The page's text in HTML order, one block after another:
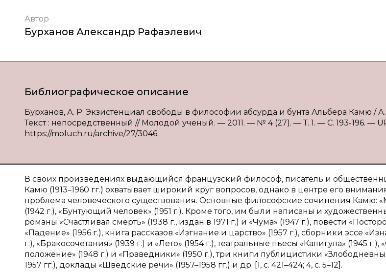
Автор
Бурханов Александр Рафаэлевич
Библиографическое описание
Бурханов, А. Р. Экзистенциал свободы в философии абсурда и бунта Альбера Камю /
Текст : непосредственный // Молодой ученый. — 2011. — № 4 (27). — Т. 1. — С. 193-196. —
https://moluch.ru/archive/27/3046.
В своих произведениях выдающийся французский философ, писатель и
Камю (1913–1960 гг.) охватывает широкий круг вопросов, однако в центре его
проблема человеческого существования. Основные философские сочинения Камю:
(1942 г.), «Бунтующий человек» (1951 г.). Кроме того, им были написаны и
романы «Счастливая смерть» (1938 г., издан в 1971 г.) и «Чума» (1947 г.), повести
«Падение» (1956 г.), книга рассказов «Изгнание и царство» (1957 г.), сборники эссе
г.), «Бракосочетания» (1939 г.) и «Лето» (1954 г.), театральные пьесы «Калигула» (1945 г.),
положение» (1948 г.) и «Праведники» (1950 г.), три книги публицистики
1957 гг.), доклады «Шведские речи» (1957–1958 гг.) и др. [1, c. 421–424; 4, с. 5–12].